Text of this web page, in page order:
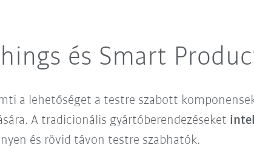
és Smart
a lehetőséget a testre szabott
A tradicionális gyártóberendezéseket
és rövid távon testre szabhatók.